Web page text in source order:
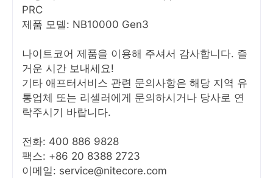
PRC
제품 모델: NB10000 Gen3
나이트코어 제품을 이용해 주셔서 감사합니다. 즐
거운 시간 보내세요!
기타 애프터서비스 관련 문의사항은 해당 지역 유
통업체 또는 리셀러에게 문의하시거나 당사로 연
락주시기 바랍니다.
전화: 400 886 9828
팩스: +86 20 8388 2723
이메일: service@nitecore.com